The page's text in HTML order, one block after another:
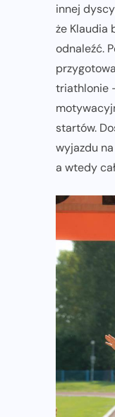
innej
że Klaudia
odnaleźć.
triathlonie
startów.
wyjazdu
a wtedy